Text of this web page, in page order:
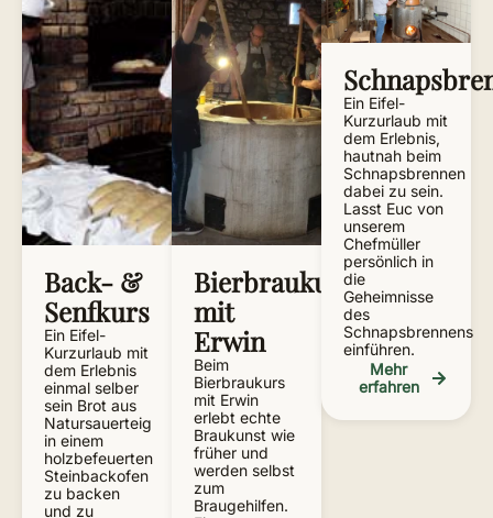
Back- &
Senfkurs
Ein Eifel-
Kurzurlaub mit
dem Erlebnis
einmal selber
sein Brot aus
Natursauerteig
in einem
holzbefeuerten
Steinbackofen
zu backen
und zu
Bierbraukurs
mit
Erwin
Beim
Bierbraukurs
mit Erwin
erlebt echte
Braukunst wie
früher und
werden selbst
zum
Braugehilfen.
Ein Eifel-
Kurzurlaub mit
dem Erlebnis,
hautnah beim
Schnapsbrennen
dabei zu sein.
Lasst Euc von
unserem
Chefmüller
persönlich in
die
Geheimnisse
des
Schnapsbrennens
einführen.
Mehr
erfahren